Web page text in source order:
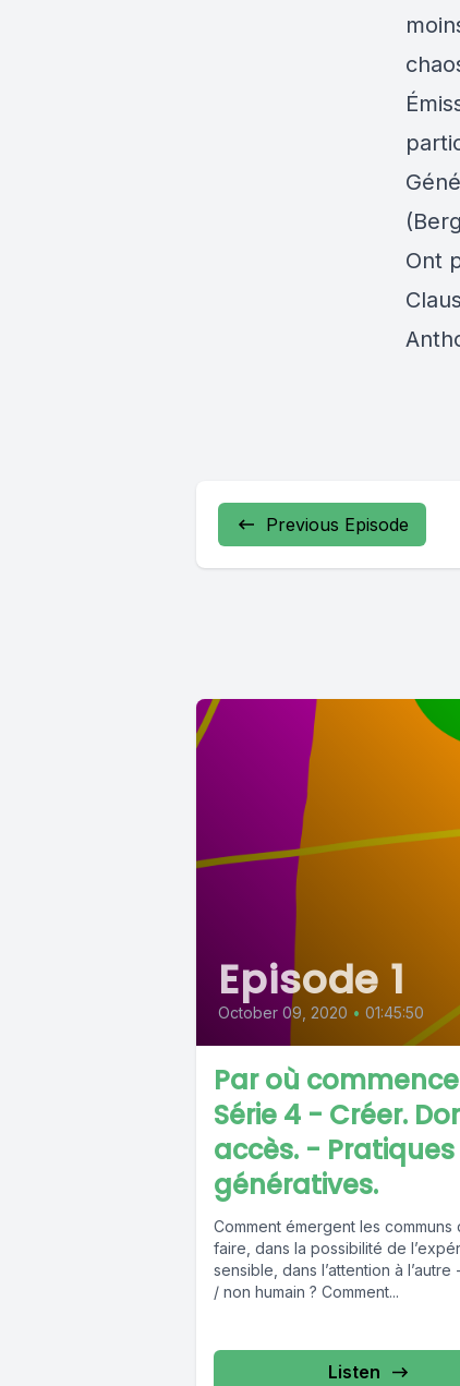
Ont
Previous Episode
Episode 1
October 09, 2020 • 01:45:50
Par où
Série 4 - Créer.
accès. - Pratiques
génératives.
Comment émergent les communs
faire, dans la possibilité de
sensible, dans l’attention à l’autre
/ non humain ? Comment...
Listen